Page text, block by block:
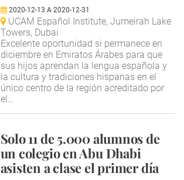
2020-12-13 A 2020-12-31
UCAM Español Institute, Jumeirah Lake
Towers, Dubai
Excelente oportunidad si permanece en
diciembre en Emiratos Árabes para que
sus hijos aprendan la lengua española y
la cultura y tradiciones hispanas en el
único centro de la región acreditado por
el…
Solo 11 de 5.000 alumnos de
un colegio en Abu Dhabi
asisten a clase el primer día